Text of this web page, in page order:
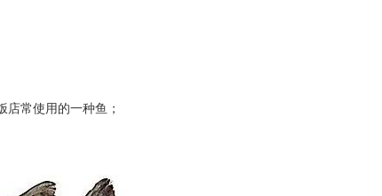
常使用的一种鱼；